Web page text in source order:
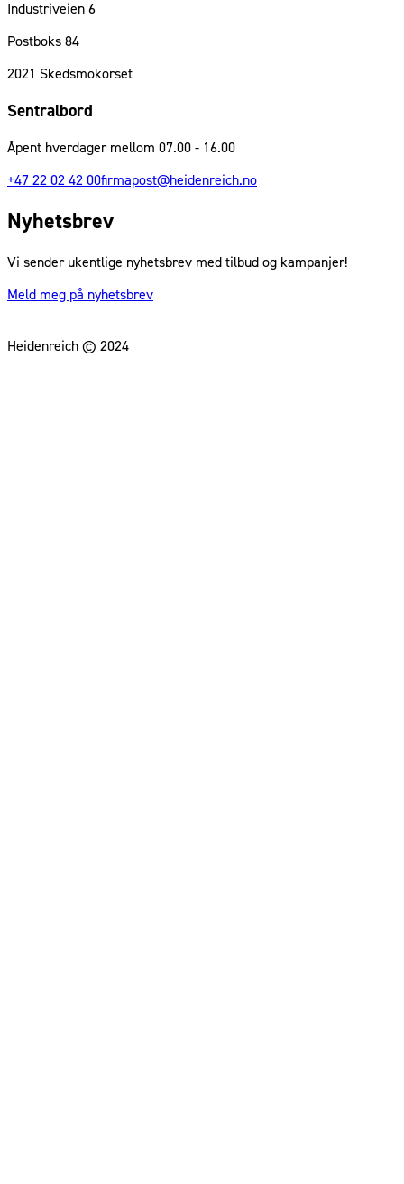
Industriveien 6
Postboks 84
2021 Skedsmokorset
Sentralbord
Åpent hverdager mellom 07.00 - 16.00
+47 22 02 42 00firmapost@heidenreich.no
Nyhetsbrev
Vi sender ukentlige nyhetsbrev med tilbud og kampanjer!
Meld meg på nyhetsbrev
Heidenreich © 2024